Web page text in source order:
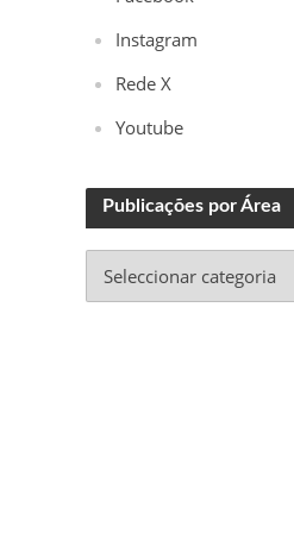
Instagram
Rede X
Youtube
Publicações por Área